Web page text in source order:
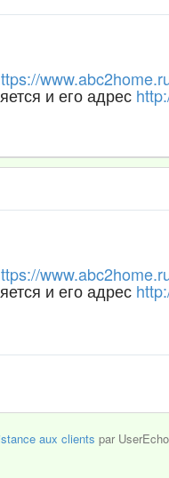
и его адрес
и его адрес
aux clients par UserEcho